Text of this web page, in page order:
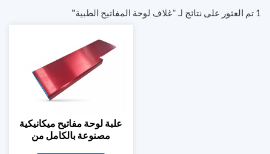
1 تم العثور على نتائج لـ "غلاف لوحة المفاتيح الطبية"
علبة لوحة مفاتيح ميكانيكية
مصنوعة بالكامل من